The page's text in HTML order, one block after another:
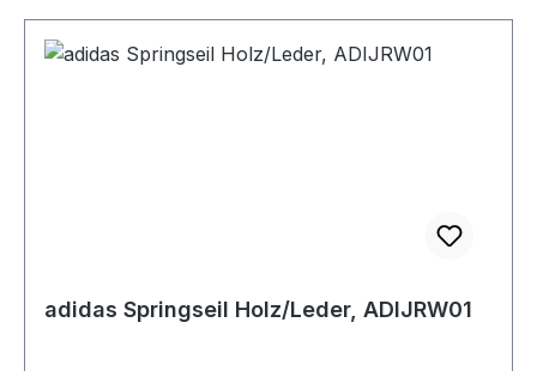
adidas Springseil Holz/Leder, ADIJRW01